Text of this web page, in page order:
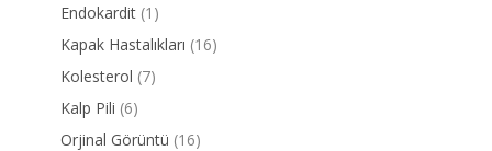
Endokardit (1)
Kapak Hastalıkları (16)
Kolesterol (7)
Kalp Pili (6)
Orjinal Görüntü (16)